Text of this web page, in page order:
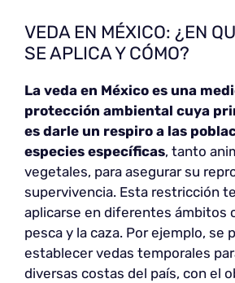
VEDA EN MÉXICO: ¿EN
SE APLICA Y CÓMO?
La veda en México es una
protección ambiental cuya
es darle un respiro a las
especies específicas, tanto
vegetales, para asegurar su
supervivencia. Esta restricción
aplicarse en diferentes ámbitos
pesca y la caza. Por ejemplo, se
establecer vedas temporales
diversas costas del país, con el